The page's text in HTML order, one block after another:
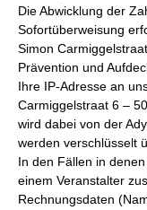
Die Abwicklung der
Sofortüberweisung
Simon
Prävention und
Ihre IP-Adresse an
Carmiggelstraat 6 –
wird dabei von der
werden verschlüsselt
In den Fällen in
einem Veranstalter
Rechnungsdaten